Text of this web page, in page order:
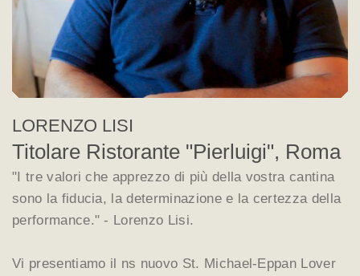
LORENZO LISI
Titolare Ristorante "Pierluigi", Roma
"I tre valori che apprezzo di più della vostra cantina
sono la fiducia, la determinazione e la certezza della
performance." - Lorenzo Lisi.
Vi presentiamo il ns nuovo St. Michael-Eppan Lover